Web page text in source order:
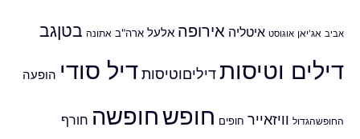
אביב אג'יאן אוגוסט איטליה אירופה אלעל ארה"ב אתונה בטןגב
דילים וטיסותדיליםוטיסותדיל סודי הופעה
החופשהגדול וויזאייר חופים חופשחופשה חורף